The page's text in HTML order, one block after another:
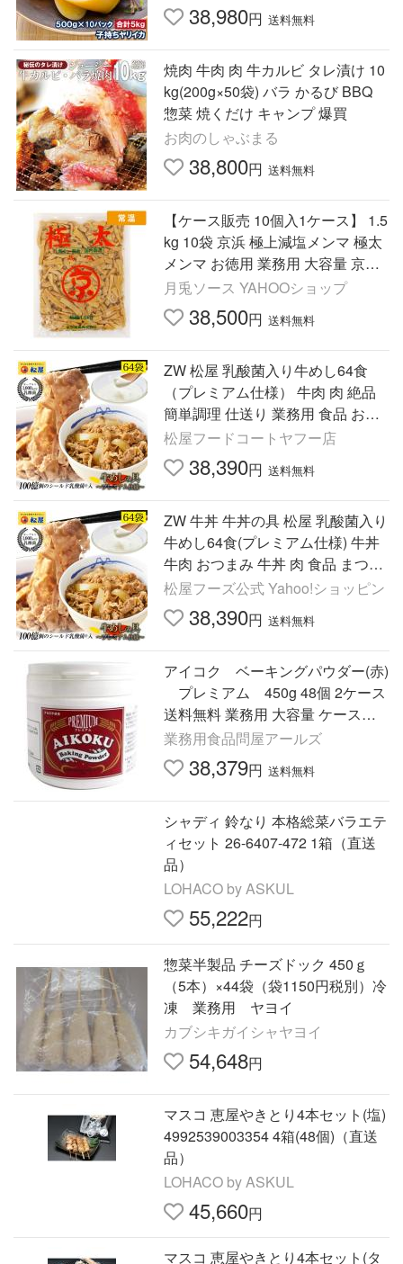
38,980円 送料無料
焼肉 牛肉 肉 牛カルビ タレ漬け 10
kg(200g×50袋) バラ かるび BBQ
惣菜 焼くだけ キャンプ 爆買
お肉のしゃぶまる
38,800円 送料無料
【ケース販売 10個入1ケース】 1.5
kg 10袋 京浜 極上減塩メンマ 極太
メンマ お徳用 業務用 大容量 京浜
貿易 ラーメン おつまみ 中華 惣菜
国内製造 【常温便】
月兎ソース YAHOOショップ
38,500円 送料無料
ZW 松屋 乳酸菌入り牛めし64食
（プレミアム仕様） 牛肉 肉 絶品
簡単調理 仕送り 業務用 食品 お弁
当 牛丼 牛丼の具 非常食
松屋フードコートヤフー店
38,390円 送料無料
ZW 牛丼 牛丼の具 松屋 乳酸菌入り
牛めし64食(プレミアム仕様) 牛丼
牛肉 おつまみ 牛丼 肉 食品 まつや
非常食
松屋フーズ公式 Yahoo!ショッピン
38,390円 送料無料
アイコク ベーキングパウダー(赤)
プレミアム 450g 48個 2ケース
送料無料 業務用 大容量 ケース買
い
業務用食品問屋アールズ
38,379円 送料無料
シャディ 鈴なり 本格総菜バラエテ
ィセット 26-6407-472 1箱（直送
品）
LOHACO by ASKUL
55,222円
惣菜半製品 チーズドック 450ｇ
（5本）×44袋（袋1150円税別）冷
凍 業務用 ヤヨイ
カブシキガイシャヤヨイ
54,648円
マスコ 恵屋やきとり4本セット(塩)
4992539003354 4箱(48個)（直送
品）
LOHACO by ASKUL
45,660円
マスコ 恵屋やきとり4本セット(タ